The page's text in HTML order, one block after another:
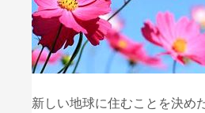
新しい地球に住むことを決め